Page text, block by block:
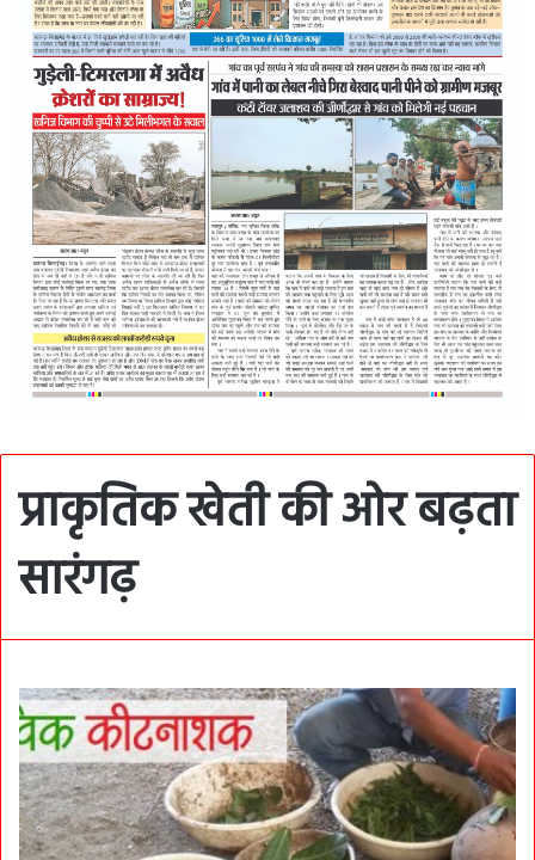
प्राकृतिक खेती की ओर बढ़ता
सारंगढ़